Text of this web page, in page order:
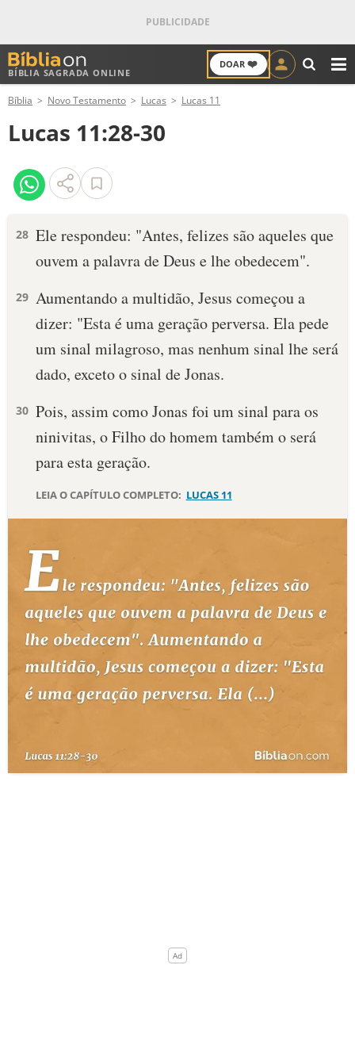
BÍBLIA SAGRADA ONLINE
DOAR ❤️
ANTIGO TESTAMENTO
NOVO TESTAMENTO
VERSÍCULOS
PALAVRA DO DIA
SALMO DO DIA
DEVOCIONAL DIÁRIO
10 MANDAMENTOS
ESBOÇOS DE PREGAÇÃO
PERGUNTE À BÍBLIA
TERMO BÍBLICO JOGOS
QUEM SOMOS
LOJA BÍBLIAON
Bíblia Novo Testamento Lucas Lucas 11
Lucas 11:28-30
28 Ele respondeu: "Antes, felizes são aqueles que
ouvem a palavra de Deus e lhe obedecem".
29 Aumentando a multidão, Jesus começou a
dizer: "Esta é uma geração perversa. Ela pede
um sinal milagroso, mas nenhum sinal lhe será
dado, exceto o sinal de Jonas.
30 Pois, assim como Jonas foi um sinal para os
ninivitas, o Filho do homem também o será
para esta geração.
LEIA O CAPÍTULO COMPLETO: LUCAS 11